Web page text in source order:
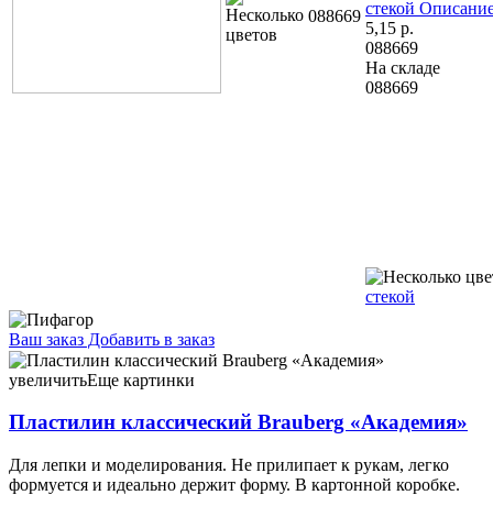
088669 стекой
5,15 р.
088669
На складе
088669
стекой
Ваш заказ Добавить в заказ
Пластилин классический Brauberg «Академия» 10 цветов, 200
г, со стеком 6,49 103381 12 цветов, 240 г, со стеком, «Милые
увеличитьЕще картинки
Пластилин классический Brauberg «Академия»
Для лепки и моделирования. Не прилипает к рукам, легко
формуется и идеально держит форму. В картонной коробке.